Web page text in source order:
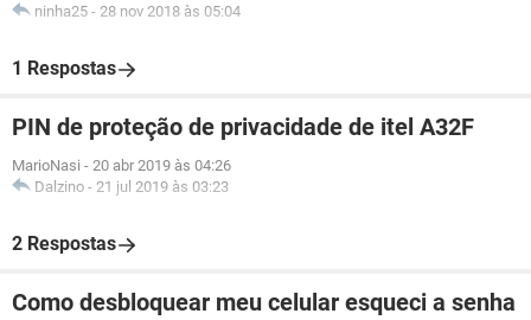
ninha25 - 28 nov 2018 às 05:04
1 Respostas
PIN de proteção de privacidade de itel A32F
MarioNasi - 20 abr 2019 às 04:26
Dalzino - 21 jul 2019 às 03:23
2 Respostas
Como desbloquear meu celular esqueci a senha